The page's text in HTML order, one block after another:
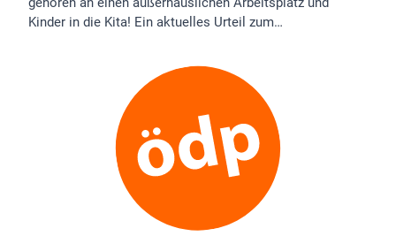
Kinder in die Kita! Ein aktuelles Urteil zum…